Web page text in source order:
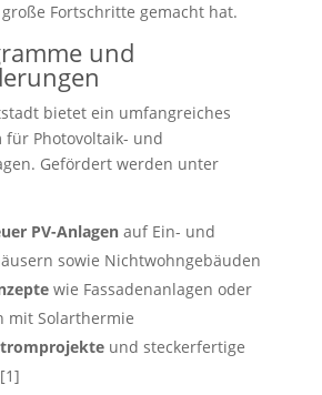
Fortschritte gemacht hat.
und
bietet ein umfangreiches
für Photovoltaik- und
Gefördert werden unter
PV-Anlagenauf Ein- und
sowie Nichtwohngebäuden
wie Fassadenanlagen oder
mit Solarthermie
und steckerfertige